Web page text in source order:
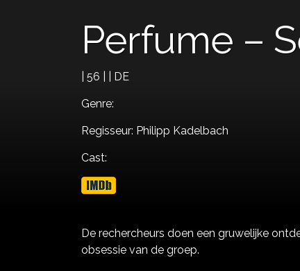
Perfume –
| 56 | | DE
Genre:
Regisseur: Philipp Kadelbach
Cast:
De rechercheurs doen een gruwelijke
obsessie van de groep.